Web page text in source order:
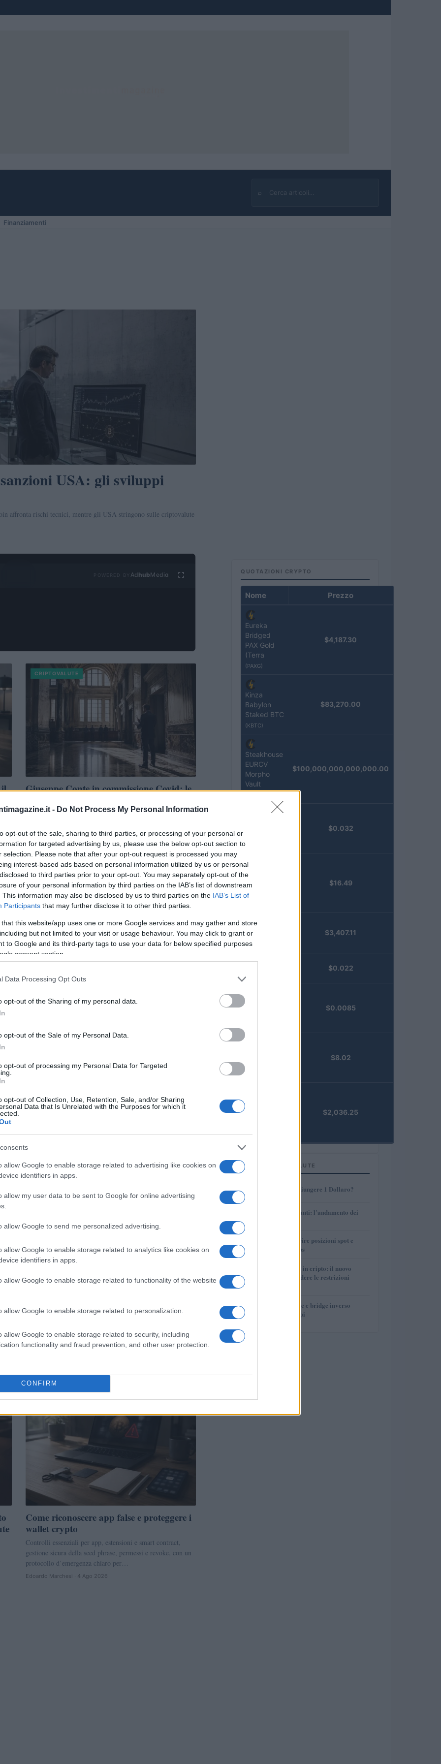
- Do Not Process My Personal Information
opt-out of the sale, sharing to third parties, or processing of your personal or
for targeted advertising by us, please use the below opt-out section to
selection. Please note that after your opt-out request is processed you may
interest-based ads based on personal information utilized by us or personal
to third parties prior to your opt-out. You may separately opt-out of the
of your personal information by third parties on the IAB’s list of downstream
This information may also be disclosed by us to third parties on the IAB’s List of
Participants that may further disclose it to other third parties.
that this website/app uses one or more Google services and may gather and store
but not limited to your visit or usage behaviour. You may click to grant or
to Google and its third-party tags to use your data for below specified purposes
consent section.
Data Processing Opt Outs
opt-out of the Sharing of my personal data.
opt-out of the Sale of my Personal Data.
opt-out of processing my Personal Data for Targeted
opt-out of Collection, Use, Retention, Sale, and/or Sharing
Data that Is Unrelated with the Purposes for which it
allow Google to enable storage related to advertising like cookies on
identifiers in apps.
allow my user data to be sent to Google for online advertising
allow Google to send me personalized advertising.
allow Google to enable storage related to analytics like cookies on
identifiers in apps.
allow Google to enable storage related to functionality of the website
allow Google to enable storage related to personalization.
allow Google to enable storage related to security, including
functionality and fraud prevention, and other user protection.
CONFIRM
⌕
Cerca
Finanziamenti
USA: gli sviluppi
affronta rischi tecnici, mentre gli USA stringono sulle criptovalute
Ad hubMedia
il
CRIPTOVALUTE
Giuseppe Conte in commissione Covid: le
L'ex premier Giuseppe Conte ha presentato documenti
commissione Covid, sollevando nuove questioni…
Francesca Galli · 7 Ago 2026
CRIPTOVALUTE
e impostarli
selezione del wallet ai…
Strategie per coprire posizioni spot e
Copertura con perps cripto, funding rate e leva prudente
spiegati con esempi numerici chiari per proteggere posizioni
Edoardo Vitali · 4 Ago 2026
Come riconoscere app false e proteggere i
wallet crypto
Controlli essenziali per app, estensioni e smart contract,
gestione sicura della seed phrase, permessi e revoke, con un
protocollo d’emergenza chiaro per…
Edoardo Marchesi · 4 Ago 2026
QUOTAZIONI CRYPTO
Nome Prezzo
Eureka
Bridged
PAX Gold
(Terra
(PAXG)
$4,187.30
Kinza
Babylon
Staked BTC
(KBTC)
$83,270.00
Steakhouse
EURCV
Morpho
Vault
$100,000,000,000,000.00
(EPOCH)
$0.032
Stride
Staked
Injective
$16.49
Vested XOR
(VXOR)
$3,407.11
$0.022
$0.0085
$8.02
PRIME)
$2,036.25
TOP IN CRIPTOVALUTE
1 AMP: Potrà Raggiungere 1 Dollaro?
Petrolio e carburanti: l’andamento dei
3
Strategie per coprire posizioni spot e
volatilità con perps
4
Finanza parallela in cripto: il nuovo
strumento per eludere le restrizioni
5
Perps, funding rate e bridge inverso
spiegati con esempi